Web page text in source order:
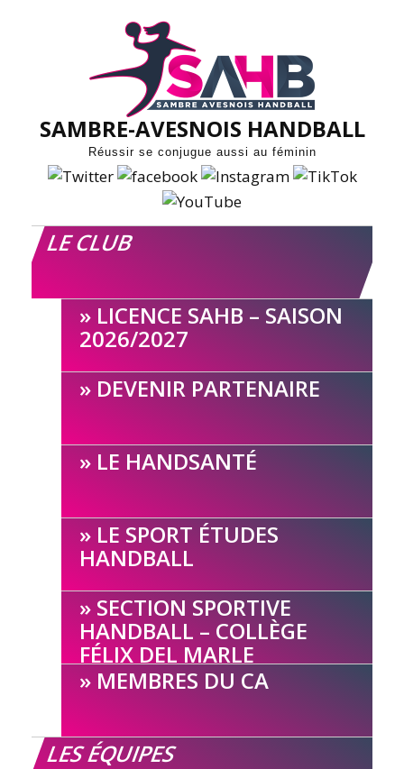
SAMBRE-AVESNOIS HANDBALL
Réussir se conjugue aussi au féminin
LE CLUB
LICENCE SAHB – SAISON
2026/2027
DEVENIR PARTENAIRE
LE HANDSANTÉ
LE SPORT ÉTUDES
HANDBALL
SECTION SPORTIVE
HANDBALL – COLLÈGE
FÉLIX DEL MARLE
MEMBRES DU CA
LES ÉQUIPES